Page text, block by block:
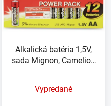
Alkalická batéria 1,5V,
sada Mignon, Camelion
Vypredané